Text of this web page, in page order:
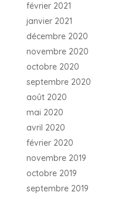
février 2021
janvier 2021
décembre 2020
novembre 2020
octobre 2020
septembre 2020
août 2020
mai 2020
avril 2020
février 2020
novembre 2019
octobre 2019
septembre 2019